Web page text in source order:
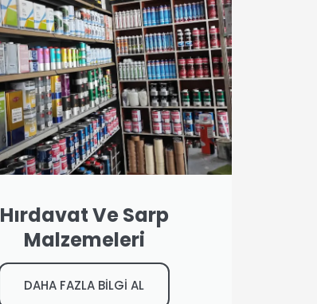
Hırdavat Ve Sarp
Malzemeleri
DAHA FAZLA BİLGİ AL